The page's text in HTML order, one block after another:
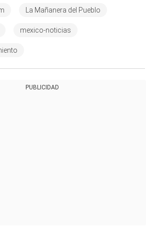
La Mañanera del Pueblo
mexico-noticias
PUBLICIDAD